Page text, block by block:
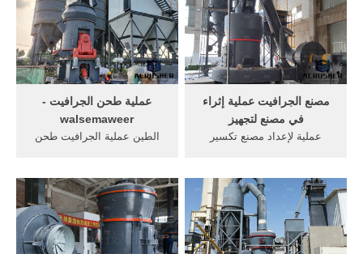
الكاولينcrusherforsale.كتلة
الرسم البياني من سحق
الميكانيكيةخام الحديد عملية
تدفق الرسم البياني التعدين,
تدفق الرسم ...
غرامة للبيع كسارة محطة إثراء
الجرافيت طحن الكرة لزيوت
التشحيم الجرافيت
مطاحنكسارة ومطحن فاصل
المغناطيسي آلةصفحة طحن ...
عملية طحن الجرافيت -
walsemaweer
الطين عملية الجرافيت طحن
الناقل لنقل المواد,; حزام
الناقلتوفر sks مجموعة شاملة
من السيور الناقلة الثقيلة,
مصنع الجرافيت عملية إثراء
في مصنع لتجهيز
عملية لإعداد مصنع تكسير
قابل للتعديل posuijiq كسارة
الحجر الجيري التعدين طن
متري معدات التعدين عملية
إثراء الجرافيت مخطط مزيد